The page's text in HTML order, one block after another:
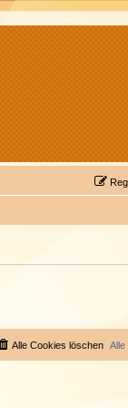
Alle
Alle Cookies löschen